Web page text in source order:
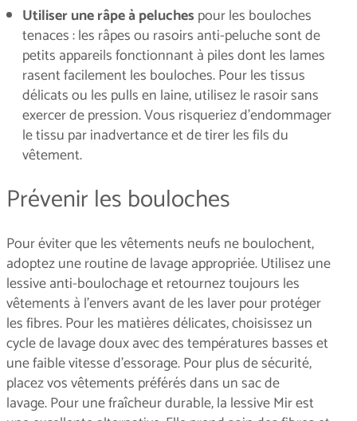
Utiliser une râpe à peluches pour les bouloches
tenaces : les râpes ou rasoirs anti-peluche sont de
petits appareils fonctionnant à piles dont les lames
rasent facilement les bouloches. Pour les tissus
délicats ou les pulls en laine, utilisez le rasoir sans
exercer de pression. Vous risqueriez d’endommager
le tissu par inadvertance et de tirer les fils du
vêtement.
Prévenir les bouloches
Pour éviter que les vêtements neufs ne boulochent,
adoptez une routine de lavage appropriée. Utilisez une
lessive anti-boulochage et retournez toujours les
vêtements à l’envers avant de les laver pour protéger
les fibres. Pour les matières délicates, choisissez un
cycle de lavage doux avec des températures basses et
une faible vitesse d’essorage. Pour plus de sécurité,
placez vos vêtements préférés dans un sac de
lavage. Pour une fraîcheur durable, la lessive Mir est